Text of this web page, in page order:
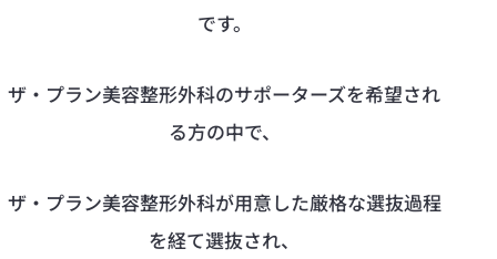
です。
ザ·プラン美容整形外科のサポーターズを希望され
る方の中で、
ザ·プラン美容整形外科が用意した厳格な選抜過程
を経て選抜され、